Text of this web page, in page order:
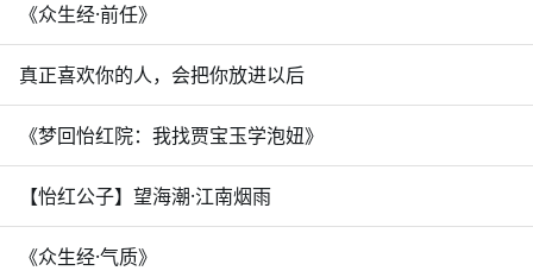
《众生经·前任》
真正喜欢你的人，会把你放进以后
《梦回怡红院：我找贾宝玉学泡妞》
【怡红公子】望海潮·江南烟雨
《众生经·气质》